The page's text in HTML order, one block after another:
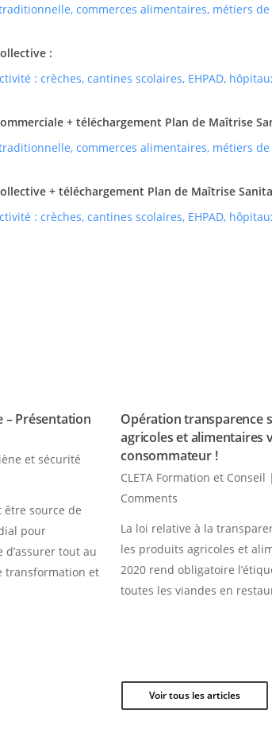
commerces alimentaires, métiers
:
: crèches, cantines scolaires, EHPAD,
+ téléchargement Plan de Maîtrise
commerces alimentaires, métiers
+ téléchargement Plan de Maîtrise
: crèches, cantines scolaires, EHPAD,
– Présentation
et sécurité
être source de
pour
tout au
transformation et
Opération transparence
agricoles et alimentaires
consommateur !
CLETA Formation et Conseil |
Comments
La loi relative à la
les produits agricoles et
2020 rend obligatoire
toutes les viandes en
Voir tous les articles